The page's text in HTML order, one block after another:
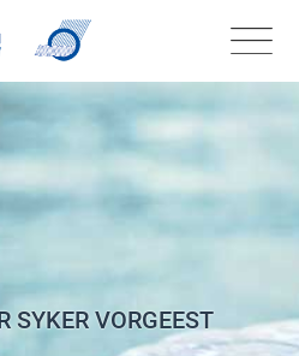
SYKER VORGEEST